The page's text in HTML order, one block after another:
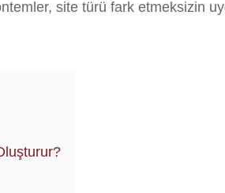
site türü fark etmeksizin